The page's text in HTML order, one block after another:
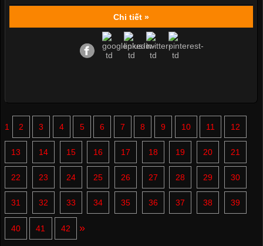
Chi tiết »
1 2 3 4 5 6 7 8 9 10 11 12
13 14 15 16 17 18 19 20 21
22 23 24 25 26 27 28 29 30
31 32 33 34 35 36 37 38 39
40 41 42 »